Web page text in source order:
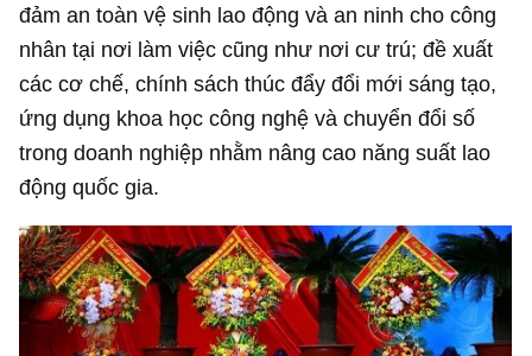
đảm an toàn vệ sinh lao động và an ninh cho công
nhân tại nơi làm việc cũng như nơi cư trú; đề xuất
các cơ chế, chính sách thúc đẩy đổi mới sáng tạo,
ứng dụng khoa học công nghệ và chuyển đổi số
trong doanh nghiệp nhằm nâng cao năng suất lao
động quốc gia.